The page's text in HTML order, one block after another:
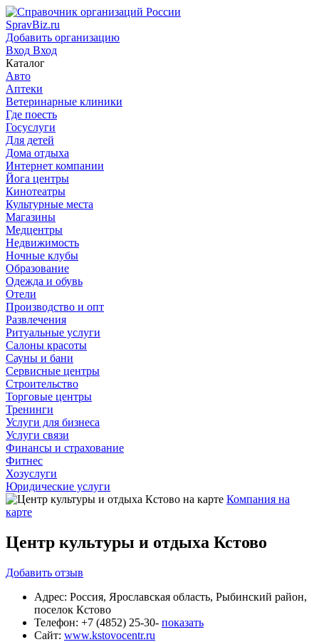
SpravBiz.ru
Добавить организацию
Вход Вход
Каталог
Авто
Аптеки
Ветеринарные клиники
Где поесть
Госуслуги
Для детей
Дома отдыха
Интернет компании
Йога центры
Кинотеатры
Культурные места
Магазины
Медцентры
Недвижимость
Ночные клубы
Образование
Одежда и обувь
Отели
Производство и опт
Развлечения
Ритуальные услуги
Салоны красоты
Сауны и бани
Сервисные центры
Строительство
Торговые центры
Тренинги
Услуги для бизнеса
Услуги связи
Финансы и страхование
Фитнес
Хозуслуги
Юридические услуги
Компания на
карте
Центр культуры и отдыха Кстово
Добавить отзыв
Адрес: Россия, Ярославская область, Рыбинский район,
поселок Кстово
Телефон: +7 (4852) 25-30- показать
Сайт: www.kstovocentr.ru